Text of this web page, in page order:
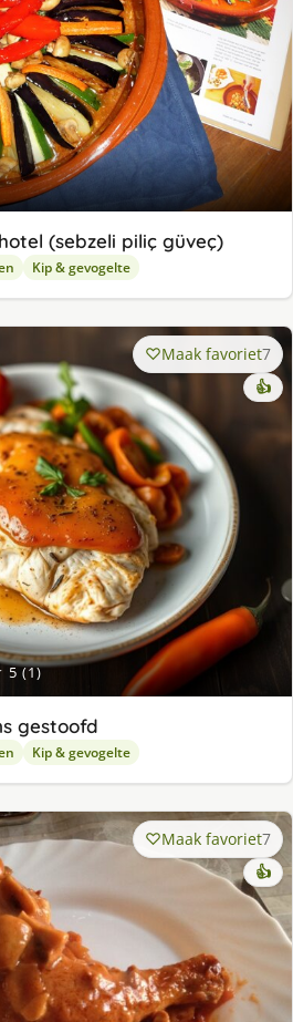
(sebzeli piliç güveç)
Kip & gevogelte
5 (1)
Maak favoriet7
👍
gestoofd
Kip & gevogelte
Maak favoriet7
👍